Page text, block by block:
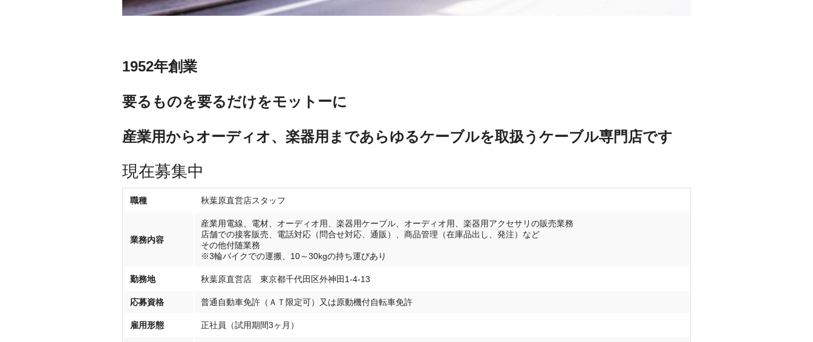
1952年創業
要るものを要るだけをモットーに
産業用からオーディオ、楽器用まであらゆるケーブルを取扱うケーブル専門店です
現在募集中
職種 秋葉原直営店スタッフ
業務内容
産業用電線、電材、オーディオ用、楽器用ケーブル、オーディオ用、楽器用アクセサリの販売業務
店舗での接客販売、電話対応（問合せ対応、通販）、商品管理（在庫品出し、発注）など
その他付随業務
※3輪バイクでの運搬、10～30kgの持ち運びあり
勤務地 秋葉原直営店 東京都千代田区外神田1-4-13
応募資格 普通自動車免許（ＡＴ限定可）又は原動機付自転車免許
雇用形態 正社員（試用期間3ヶ月）